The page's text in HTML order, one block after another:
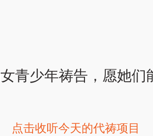
青少年祷告，愿她们
点击收听今天的代祷项目